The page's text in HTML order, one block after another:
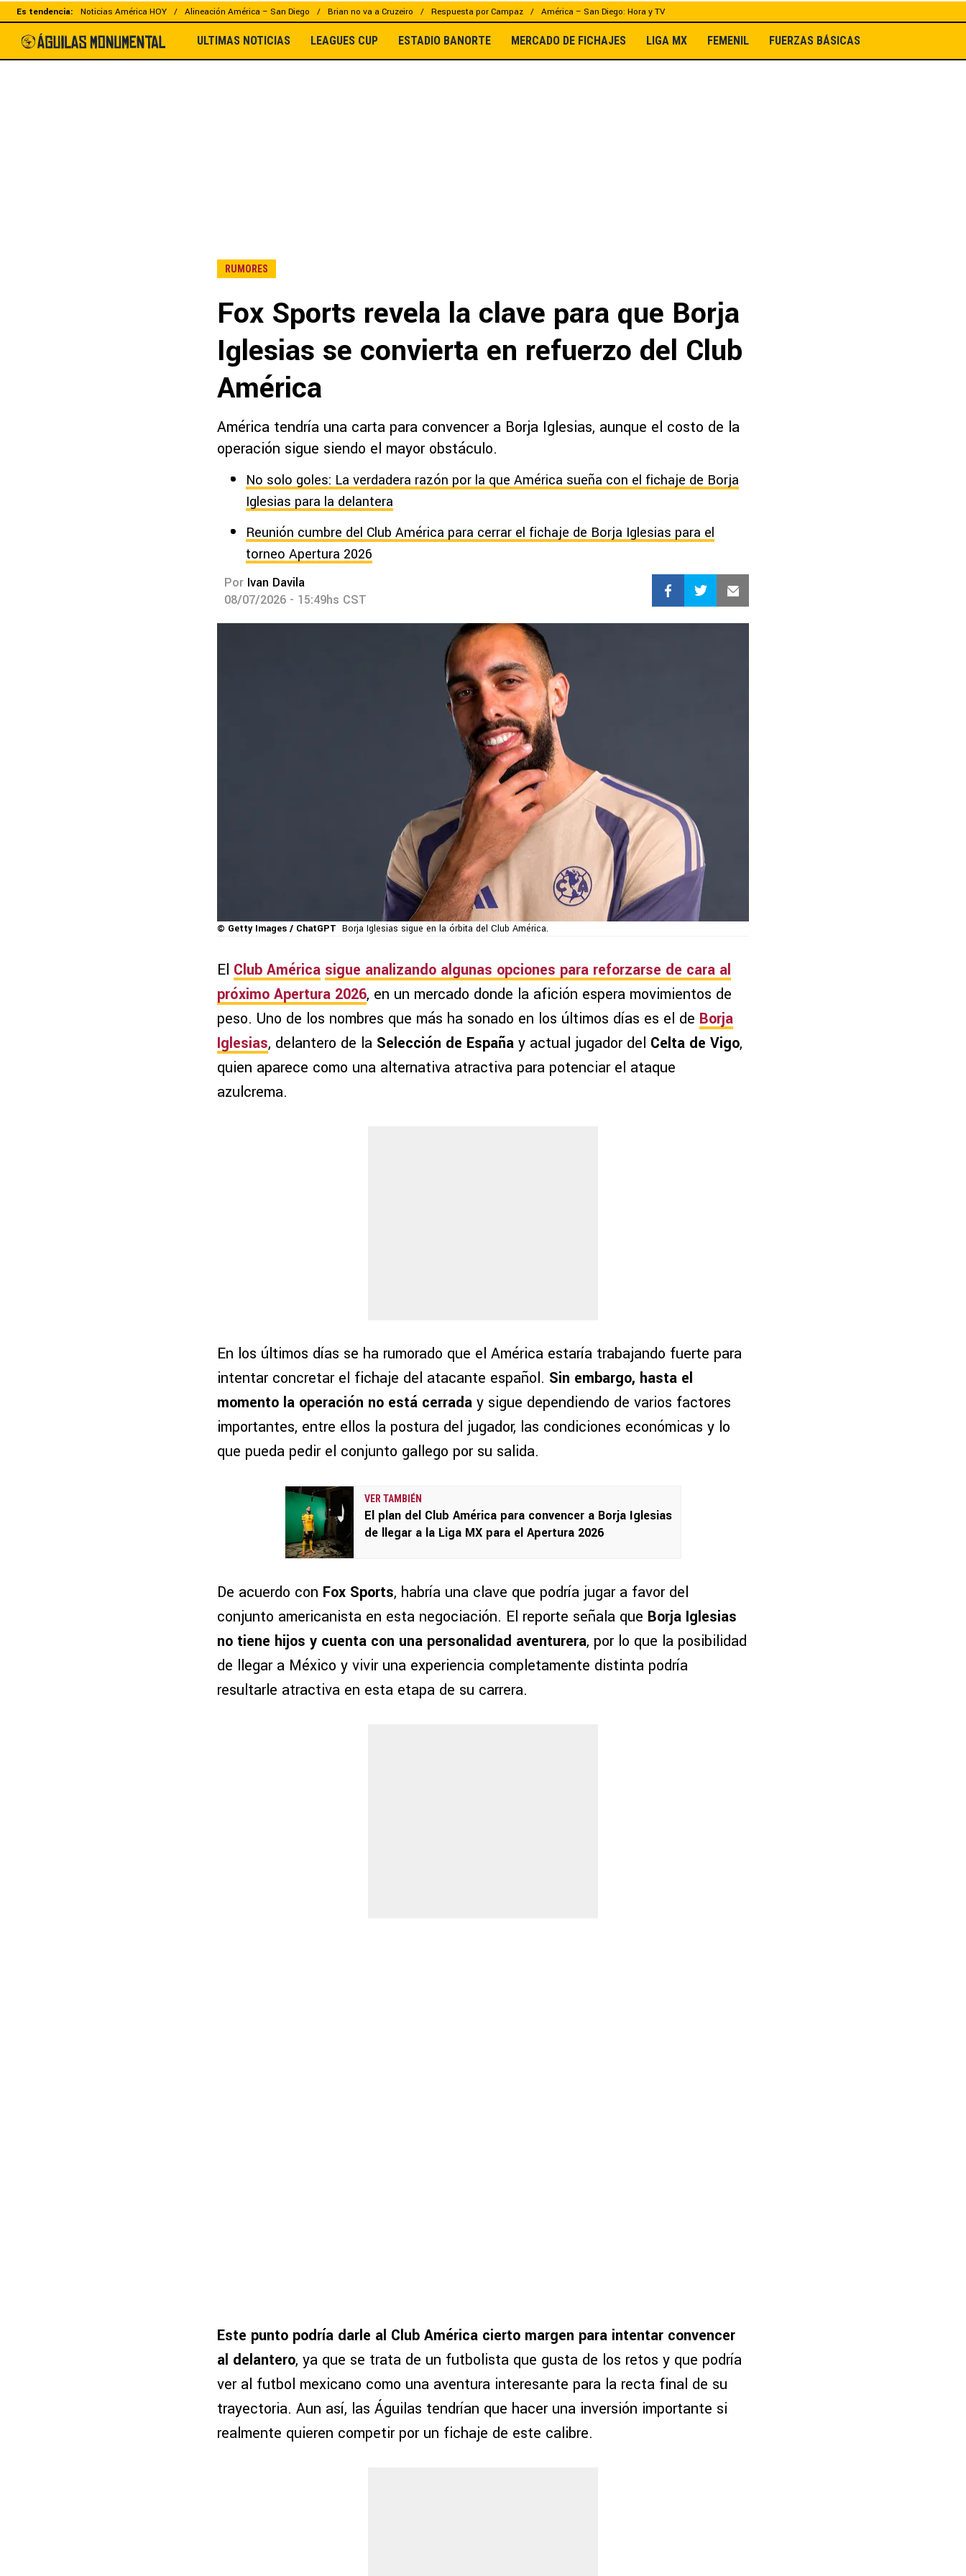
Es tendencia: Noticias América HOY Alineación América – San Diego Brian no va a Cruzeiro Respuesta por Campaz América – San Diego: Hora y TV
ULTIMAS NOTICIAS LEAGUES CUP ESTADIO BANORTE MERCADO DE FICHAJES LIGA MX FEMENIL FUERZAS BÁSICAS
RUMORES
Fox Sports revela la clave para que Borja
Iglesias se convierta en refuerzo del Club
América
América tendría una carta para convencer a Borja Iglesias, aunque el costo de la
operación sigue siendo el mayor obstáculo.
No solo goles: La verdadera razón por la que América sueña con el fichaje de Borja
Iglesias para la delantera
Reunión cumbre del Club América para cerrar el fichaje de Borja Iglesias para el
torneo Apertura 2026
Por Ivan Davila
08/07/2026 - 15:49hs CST
© Getty Images / ChatGPT Borja Iglesias sigue en la órbita del Club América.
El Club América sigue analizando algunas opciones para reforzarse de cara al
próximo Apertura 2026, en un mercado donde la afición espera movimientos de
peso. Uno de los nombres que más ha sonado en los últimos días es el de Borja
Iglesias, delantero de la Selección de España y actual jugador del Celta de Vigo,
quien aparece como una alternativa atractiva para potenciar el ataque
azulcrema.
En los últimos días se ha rumorado que el América estaría trabajando fuerte para
intentar concretar el fichaje del atacante español. Sin embargo, hasta el
momento la operación no está cerrada y sigue dependiendo de varios factores
importantes, entre ellos la postura del jugador, las condiciones económicas y lo
que pueda pedir el conjunto gallego por su salida.
VER TAMBIÉN
El plan del Club América para convencer a Borja Iglesias
de llegar a la Liga MX para el Apertura 2026
De acuerdo con Fox Sports, habría una clave que podría jugar a favor del
conjunto americanista en esta negociación. El reporte señala que Borja Iglesias
no tiene hijos y cuenta con una personalidad aventurera, por lo que la posibilidad
de llegar a México y vivir una experiencia completamente distinta podría
resultarle atractiva en esta etapa de su carrera.
Este punto podría darle al Club América cierto margen para intentar convencer
al delantero, ya que se trata de un futbolista que gusta de los retos y que podría
ver al futbol mexicano como una aventura interesante para la recta final de su
trayectoria. Aun así, las Águilas tendrían que hacer una inversión importante si
realmente quieren competir por un fichaje de este calibre.